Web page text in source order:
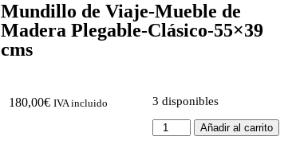
Mundillo de Viaje-Mueble de
Madera Plegable-Clásico-55×39
cms
180,00€ IVA incluido 3 disponibles
Añadir al carrito